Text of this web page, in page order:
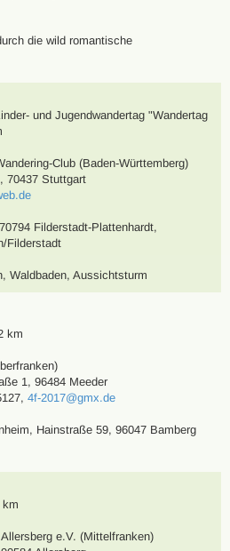
die wild romantische
und Jugendwandertag "Wandertag
Club (Baden-Württemberg)
70437 Stuttgart
Filderstadt-Plattenhardt,
Filderstadt
Waldbaden, Aussichtsturm
km
1, 96484 Meeder
, 4f-2017@gmx.de
Hainstraße 59, 96047 Bamberg
km
e.V. (Mittelfranken)